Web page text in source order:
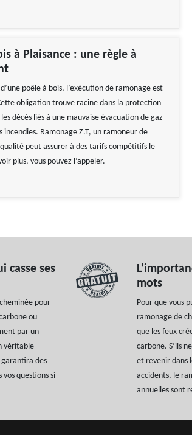
à Plaisance : une règle à
poêle à bois, l’exécution de ramonage est
obligation trouve racine dans la protection
décès liés à une mauvaise évacuation de gaz
incendies. Ramonage Z.T, un ramoneur de
peut assurer à des tarifs compétitifs le
plus, vous pouvez l’appeler.
casse ses
pour
ou
par un
véritable
garantira des
questions si
mots
Pour que vous
ramonage de
que les feux
carbone. S’ils
et revenir dans
accidents, le
annuelles sont